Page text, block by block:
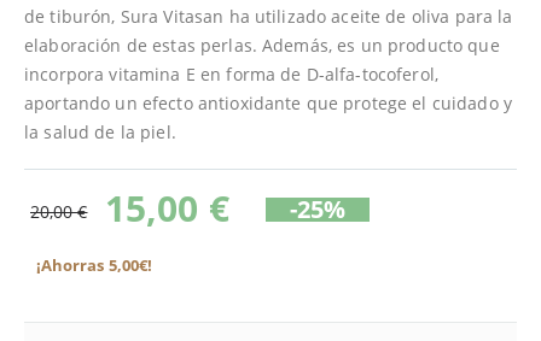
de tiburón, Sura Vitasan ha utilizado aceite de oliva para la
elaboración de estas perlas. Además, es un producto que
incorpora vitamina E en forma de D-alfa-tocoferol,
aportando un efecto antioxidante que protege el cuidado y
la salud de la piel.
20,00 € 15,00 € -25%
¡Ahorras 5,00€!